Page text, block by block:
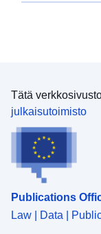
Tätä
julkaisutoimisto
Publications
Law | Data |